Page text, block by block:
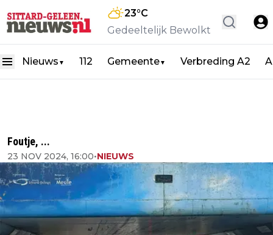
23°C
Gedeeltelijk Bewolkt
Nieuws ▼ 112 Gemeente▼ Verbreding A2
Foutje, ...
23 NOV 2024, 16:00•NIEUWS